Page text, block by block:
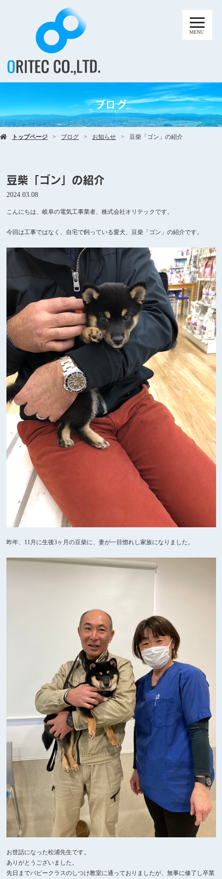
MENU
ブログ
トップページ ブログ お知らせ 豆柴「ゴン」の紹介
豆柴「ゴン」の紹介
2024.03.08
こんにちは、岐阜の電気工事業者、株式会社オリテックです。
今回は工事ではなく、自宅で飼っている愛犬、豆柴「ゴン」の紹介です。
昨年、11月に生後3ヶ月の豆柴に、妻が一目惚れし家族になりました。
お世話になった松浦先生です。
ありがとうございました。
先日までパピークラスのしつけ教室に通っておりましたが、無事に修了し卒業